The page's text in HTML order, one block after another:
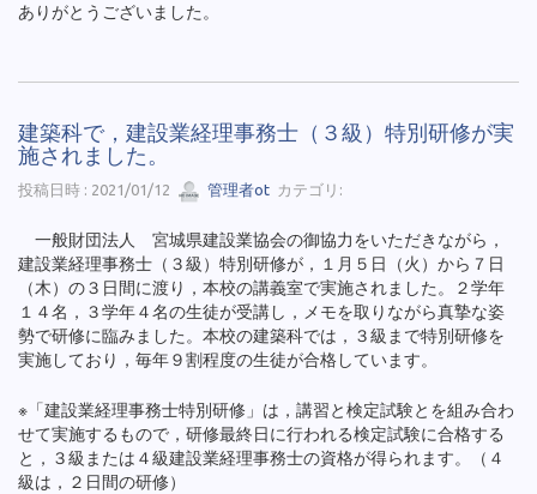
ありがとうございました。
建築科で，建設業経理事務士（３級）特別研修が実
施されました。
投稿日時 : 2021/01/12 管理者ot カテゴリ:
一般財団法人 宮城県建設業協会の御協力をいただきながら，
建設業経理事務士（３級）特別研修が，１月５日（火）から７日
（木）の３日間に渡り，本校の講義室で実施されました。２学年
１４名，３学年４名の生徒が受講し，メモを取りながら真摯な姿
勢で研修に臨みました。本校の建築科では，３級まで特別研修を
実施しており，毎年９割程度の生徒が合格しています。
※「建設業経理事務士特別研修」は，講習と検定試験とを組み合わ
せて実施するもので，研修最終日に行われる検定試験に合格する
と，３級または４級建設業経理事務士の資格が得られます。（４
級は，２日間の研修）